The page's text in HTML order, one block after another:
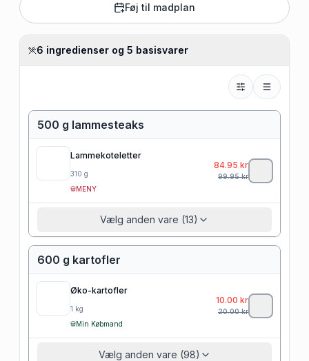
Føj til madplan
6 ingredienser og 5 basisvarer
500 g lammesteaks
Lammekoteletter
310 g
MENY
84.95 kr
99.95kr
Vælg anden vare (13)
600 g kartofler
Øko-kartofler
1 kg
Min Købmand
10.00 kr
20.00kr
Vælg anden vare (98)